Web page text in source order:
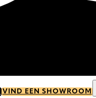
VIND EEN SHOWROOM